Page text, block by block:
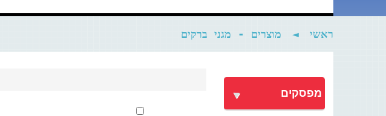
ראשי ◄ מוצרים - מגני ברקים
מפסקים